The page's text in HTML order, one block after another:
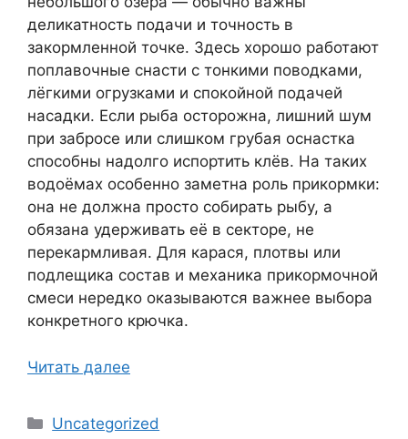
деликатность подачи и точность в
закормленной точке. Здесь хорошо работают
поплавочные снасти с тонкими поводками,
лёгкими огрузками и спокойной подачей
насадки. Если рыба осторожна, лишний шум
при забросе или слишком грубая оснастка
способны надолго испортить клёв. На таких
водоёмах особенно заметна роль прикормки:
она не должна просто собирать рыбу, а
обязана удерживать её в секторе, не
перекармливая. Для карася, плотвы или
подлещика состав и механика прикормочной
смеси нередко оказываются важнее выбора
конкретного крючка.
Читать далее
Рубрики
Uncategorized